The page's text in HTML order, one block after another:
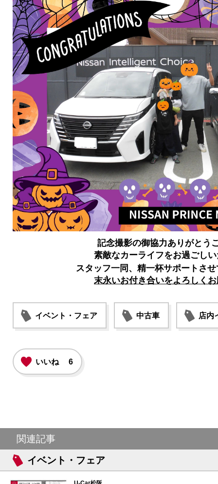
記念撮影の御協力ありがとう
素敵なカーライフをお過ごし
スタッフ一同、精一杯サポートさ
末永いお付き合いをよろしく
イベント・フェア 中古車 店内
いいね 6
関連記事
イベント・フェア